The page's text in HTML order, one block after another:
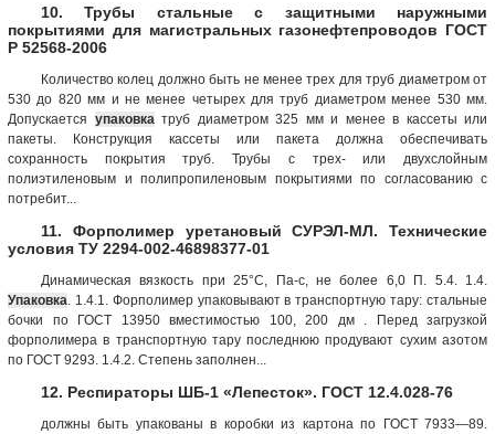
10. Трубы стальные с защитными наружными
покрытиями для магистральных газонефтепроводов ГОСТ
Р 52568-2006
Количество колец должно быть не менее трех для труб диаметром от
530 до 820 мм и не менее четырех для труб диаметром менее 530 мм.
Допускается упаковка труб диаметром 325 мм и менее в кассеты или
пакеты. Конструкция кассеты или пакета должна обеспечивать
сохранность покрытия труб. Трубы с трех- или двухслойным
полиэтиленовым и полипропиленовым покрытиями по согласованию с
потребит...
11. Форполимер уретановый СУРЭЛ-МЛ. Технические
условия ТУ 2294-002-46898377-01
Динамическая вязкость при 25°С, Па-с, не более 6,0 П. 5.4. 1.4.
Упаковка . 1.4.1. Форполимер упаковывают в транспортную тару: стальные
бочки по ГОСТ 13950 вместимостью 100, 200 дм . Перед загрузкой
форполимера в транспортную тару последнюю продувают сухим азотом
по ГОСТ 9293. 1.4.2. Степень заполнен...
12. Респираторы ШБ-1 «Лепесток». ГОСТ 12.4.028-76
должны быть упакованы в коробки из картона по ГОСТ 7933—89.